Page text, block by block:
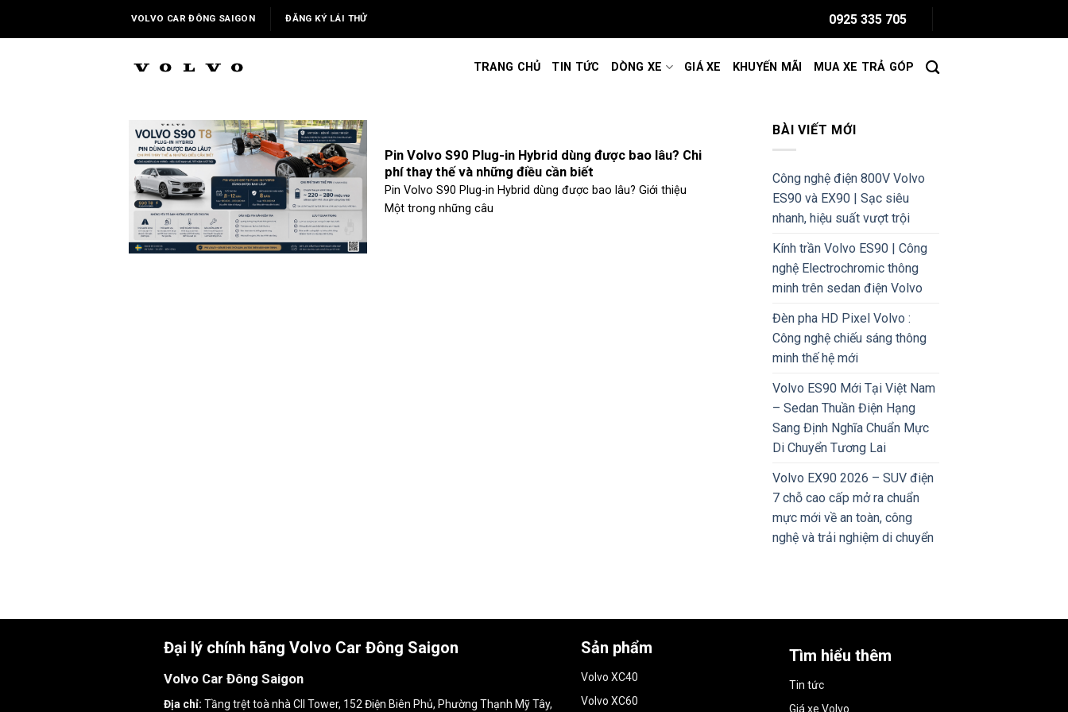
VOLVO CAR ĐÔNG SAIGON ĐĂNG KÝ LÁI THỬ 0925 335 705
TRANG CHỦ TIN TỨC DÒNG XE GIÁ XE KHUYẾN MÃI MUA XE TRẢ GÓP
Pin Volvo S90 Plug-in Hybrid dùng được bao lâu? Chi
phí thay thế và những điều cần biết
Pin Volvo S90 Plug-in Hybrid dùng được bao lâu? Giới thiệu
Một trong những câu
BÀI VIẾT MỚI
Công nghệ điện 800V Volvo
ES90 và EX90 | Sạc siêu
nhanh, hiệu suất vượt trội
Kính trần Volvo ES90 | Công
nghệ Electrochromic thông
minh trên sedan điện Volvo
Đèn pha HD Pixel Volvo :
Công nghệ chiếu sáng thông
minh thế hệ mới
Volvo ES90 Mới Tại Việt Nam
– Sedan Thuần Điện Hạng
Sang Định Nghĩa Chuẩn Mực
Di Chuyển Tương Lai
Volvo EX90 2026 – SUV điện
7 chỗ cao cấp mở ra chuẩn
mực mới về an toàn, công
nghệ và trải nghiệm di chuyển
Đại lý chính hãng Volvo Car Đông Saigon
Volvo Car Đông Saigon
Địa chỉ: Tầng trệt toà nhà CII Tower, 152 Điện Biên Phủ, Phường Thạnh Mỹ Tây,
Sản phẩm
Volvo XC40
Volvo XC60
Tìm hiểu thêm
Tin tức
Giá xe Volvo